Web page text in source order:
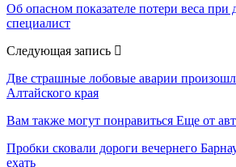
Об опасном показателе потери веса при
специалист
Следующая запись
Две страшные лобовые аварии
Алтайского края
Вам также могут понравиться Еще от
Пробки сковали дороги вечернего
ехать